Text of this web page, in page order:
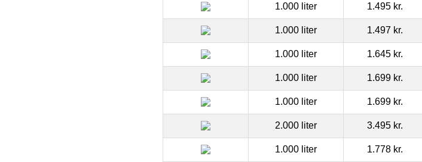
1.000 liter 1.495 kr.
1.000 liter 1.497 kr.
1.000 liter 1.645 kr.
1.000 liter 1.699 kr.
1.000 liter 1.699 kr.
2.000 liter 3.495 kr.
1.000 liter 1.778 kr.